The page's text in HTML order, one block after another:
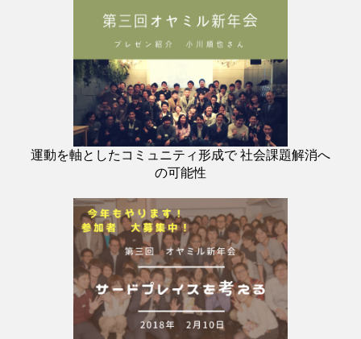
運動を軸としたコミュニティ形成で 社会課題解消へ
の可能性